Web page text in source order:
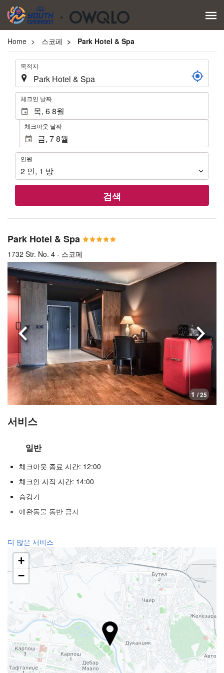
Home 스코페 Park Hotel & Spa
. 목적지
. 체크인 날짜
체크아웃 날짜
인
원
인원
2 인, 1 방
검색
Park Hotel & Spa
1732 Str. No. 4 - 스코페
1 / 25
이전으로 다음
서비스
일반
체크아웃 종료 시간: 12:00
체크인 시작 시간: 14:00
승강기
애완동물 동반 금지
웰니스
스파
터키식 목욕탕
사우나
헬스 클럽
푸드 & 베버리지
일품요리 레스토랑
바
더 많은 서비스
+
−